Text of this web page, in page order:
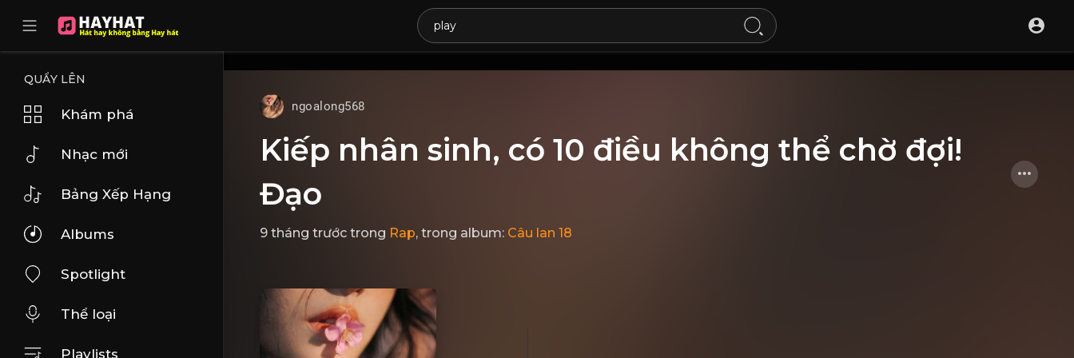
QUẨY LÊN
Khám phá
Nhạc mới
Bảng Xếp Hạng
Albums
Spotlight
Thể loại
Playlists
ngoalong568
Kiếp nhân sinh, có 10 điều không thể chờ đợi!
Đạo
9 tháng trước trong Rap, trong album: Câu lan 18